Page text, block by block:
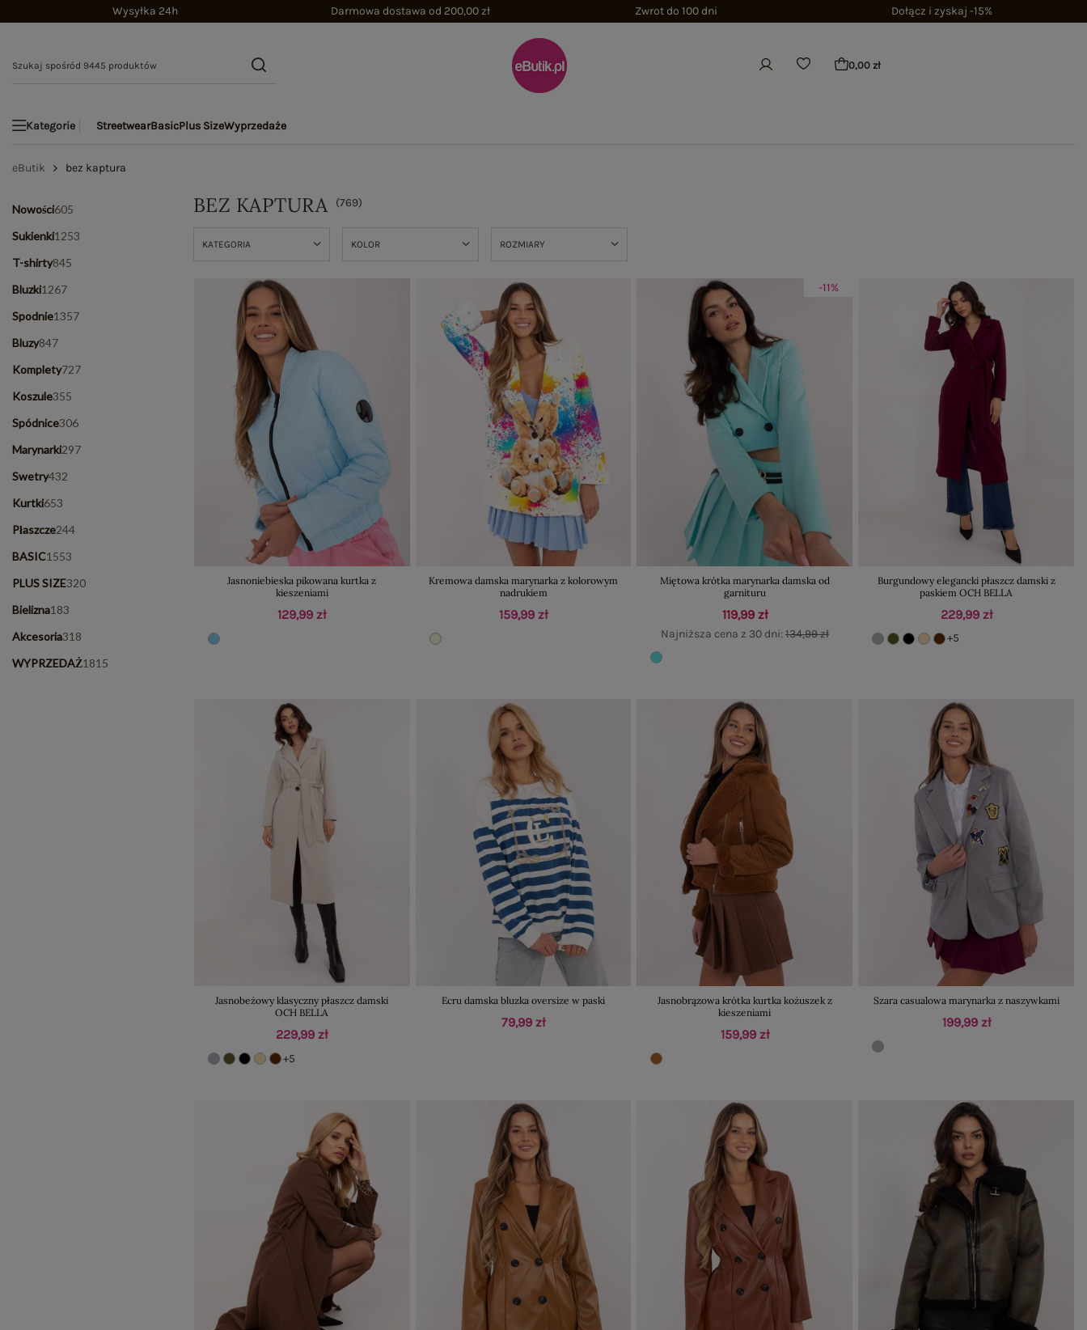
Wysyłka 24h Darmowa dostawa od 200,00 zł Zwrot do 100 dni Dołącz i zyskaj -15%
0,00 zł
Kategorie StreetwearBasicPlus SizeWyprzedaże
eButik bez kaptura
Nowości605
Sukienki1253
T-shirty845
Bluzki1267
Spodnie1357
Bluzy847
Komplety727
Koszule355
Spódnice306
Marynarki297
Swetry432
Kurtki653
Płaszcze244
BASIC1553
PLUS SIZE320
Bielizna183
Akcesoria318
WYPRZEDAŻ1815
BEZ KAPTURA (769)
KATEGORIA KOLOR ROZMIARY
Jasnoniebieska pikowana kurtka z
kieszeniami
129,99 zł
Kremowa damska marynarka z kolorowym
nadrukiem
159,99 zł
-11%
Miętowa krótka marynarka damska od
garnituru
119,99 zł
Najniższa cena z 30 dni:134,99 zł
Burgundowy elegancki płaszcz damski z
paskiem OCH BELLA
229,99 zł
+5
Jasnobeżowy klasyczny płaszcz damski
OCH BELLA
229,99 zł
+5
Ecru damska bluzka oversize w paski
79,99 zł
Jasnobrązowa krótka kurtka kożuszek z
kieszeniami
159,99 zł
Szara casualowa marynarka z naszywkami
199,99 zł